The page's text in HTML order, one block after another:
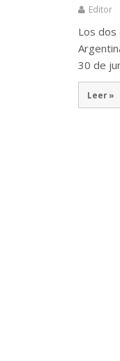
Editor
Los dos
30 de
Leer »